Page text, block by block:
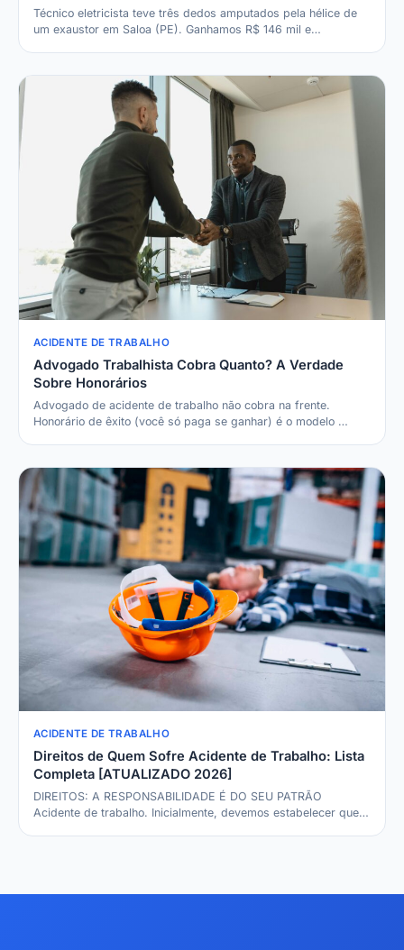
Técnico eletricista teve três dedos amputados pela hélice de
um exaustor em Saloa (PE). Ganhamos R$ 146 mil e…
ACIDENTE DE TRABALHO
Advogado Trabalhista Cobra Quanto? A Verdade
Sobre Honorários
Advogado de acidente de trabalho não cobra na frente.
Honorário de êxito (você só paga se ganhar) é o modelo …
ACIDENTE DE TRABALHO
Direitos de Quem Sofre Acidente de Trabalho: Lista
Completa [ATUALIZADO 2026]
DIREITOS: A RESPONSABILIDADE É DO SEU PATRÃO
Acidente de trabalho. Inicialmente, devemos estabelecer que a